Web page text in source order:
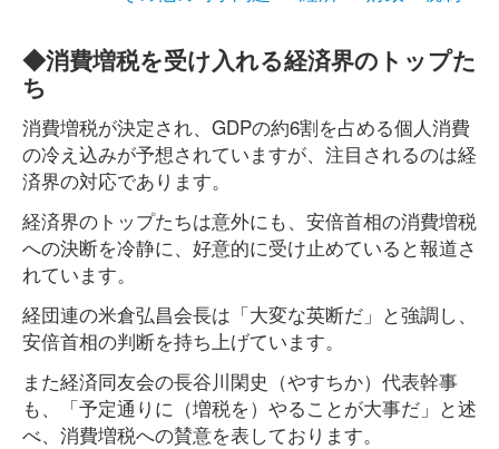
◆消費増税を受け入れる経済界のトップた
ち
消費増税が決定され、GDPの約6割を占める個人消費
の冷え込みが予想されていますが、注目されるのは経
済界の対応であります。
経済界のトップたちは意外にも、安倍首相の消費増税
への決断を冷静に、好意的に受け止めていると報道さ
れています。
経団連の米倉弘昌会長は「大変な英断だ」と強調し、
安倍首相の判断を持ち上げています。
また経済同友会の長谷川閑史（やすちか）代表幹事
も、「予定通りに（増税を）やることが大事だ」と述
べ、消費増税への賛意を表しております。